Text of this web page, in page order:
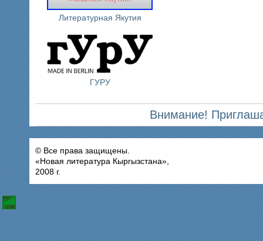
Литературная Якутия
ГУРУ
Внимание!
© Все права защищены.
«Новая литература Кыргызстана»,
2008 г.